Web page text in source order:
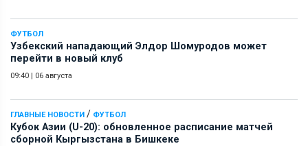
ФУТБОЛ
Узбекский нападающий Элдор Шомуродов может
перейти в новый клуб
09:40 | 06 августа
ГЛАВНЫЕ НОВОСТИ / ФУТБОЛ
Кубок Азии (U-20): обновленное расписание матчей
сборной Кыргызстана в Бишкеке